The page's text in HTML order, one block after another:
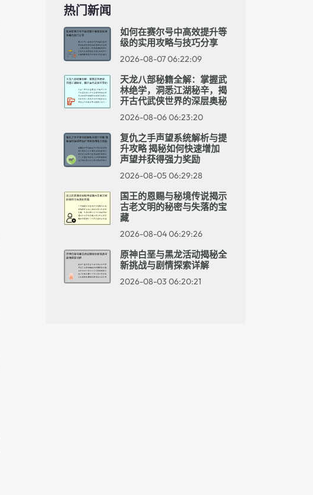
热门新闻
如何在赛尔号中高效提升等
级的实用攻略与技巧分享
2026-08-07 06:22:09
天龙八部秘籍全解：掌握武
林绝学，洞悉江湖秘辛，揭
开古代武侠世界的深层奥秘
2026-08-06 06:23:20
复仇之手声望系统解析与提
升攻略 揭秘如何快速增加
声望并获得强力奖励
2026-08-05 06:29:28
国王的恩赐与秘境传说揭示
古老文明的秘密与失落的宝
藏
2026-08-04 06:29:26
原神白垩与黑龙活动揭秘全
新挑战与剧情探索详解
2026-08-03 06:20:21